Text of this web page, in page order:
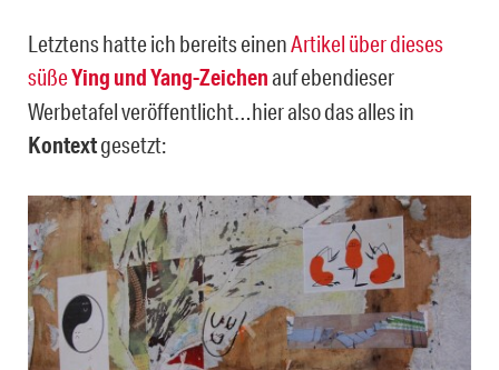
Letztens hatte ich bereits einenArtikel über dieses
süßeYing und Yang-Zeichenauf ebendieser
Werbetafel veröffentlicht…hier also das alles in
Kontextgesetzt: